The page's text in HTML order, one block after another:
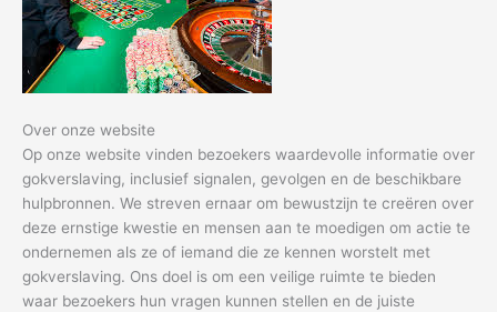
Over onze website
Op onze website vinden bezoekers waardevolle informatie over
gokverslaving, inclusief signalen, gevolgen en de beschikbare
hulpbronnen. We streven ernaar om bewustzijn te creëren over
deze ernstige kwestie en mensen aan te moedigen om actie te
ondernemen als ze of iemand die ze kennen worstelt met
gokverslaving. Ons doel is om een veilige ruimte te bieden
waar bezoekers hun vragen kunnen stellen en de juiste